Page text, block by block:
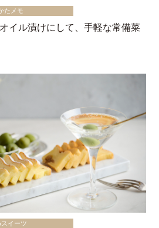
たメモ
イル漬けにして、手軽な常備菜
イーツ